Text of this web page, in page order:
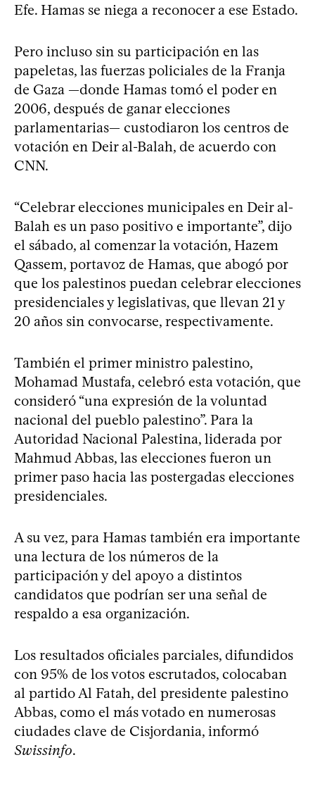
Efe. Hamas se niega a reconocer a ese Estado.
Pero incluso sin su participación en las
papeletas, las fuerzas policiales de la Franja
de Gaza —donde Hamas tomó el poder en
2006, después de ganar elecciones
parlamentarias— custodiaron los centros de
votación en Deir al-Balah, de acuerdo con
CNN.
“Celebrar elecciones municipales en Deir al-
Balah es un paso positivo e importante”, dijo
el sábado, al comenzar la votación, Hazem
Qassem, portavoz de Hamas, que abogó por
que los palestinos puedan celebrar elecciones
presidenciales y legislativas, que llevan 21 y
20 años sin convocarse, respectivamente.
También el primer ministro palestino,
Mohamad Mustafa, celebró esta votación, que
consideró “una expresión de la voluntad
nacional del pueblo palestino”. Para la
Autoridad Nacional Palestina, liderada por
Mahmud Abbas, las elecciones fueron un
primer paso hacia las postergadas elecciones
presidenciales.
A su vez, para Hamas también era importante
una lectura de los números de la
participación y del apoyo a distintos
candidatos que podrían ser una señal de
respaldo a esa organización.
Los resultados oficiales parciales, difundidos
con 95% de los votos escrutados, colocaban
al partido Al Fatah, del presidente palestino
Abbas, como el más votado en numerosas
ciudades clave de Cisjordania, informó
Swissinfo.